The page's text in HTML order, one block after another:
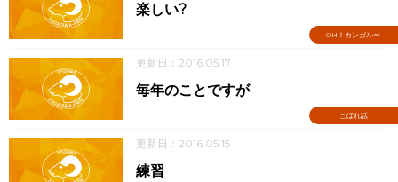
OH！カンガルー
楽しい?
更新日：2016.05.17
こぼれ話
毎年のことですが
更新日：2016.05.15
練習